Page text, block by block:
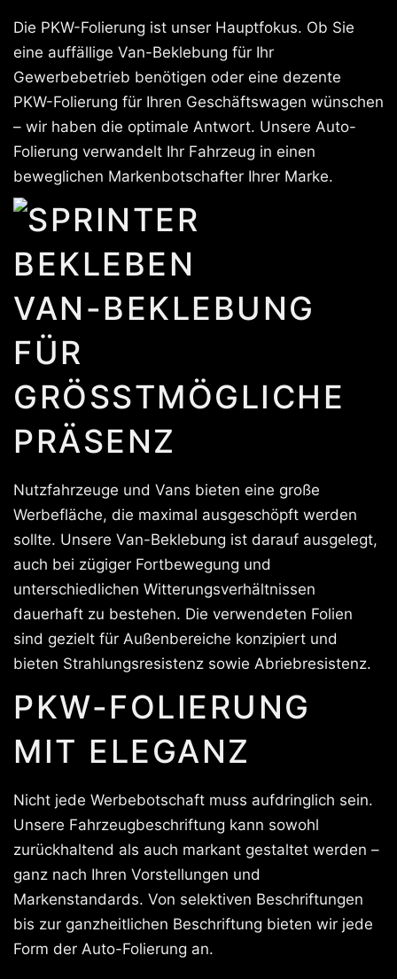
Die PKW-Folierung ist unser Hauptfokus. Ob Sie
eine auffällige Van-Beklebung für Ihr
Gewerbebetrieb benötigen oder eine dezente
PKW-Folierung für Ihren Geschäftswagen wünschen
– wir haben die optimale Antwort. Unsere Auto-
Folierung verwandelt Ihr Fahrzeug in einen
beweglichen Markenbotschafter Ihrer Marke.
VAN-BEKLEBUNG
FÜR
GRÖSSTMÖGLICHE P
RÄSENZ
Nutzfahrzeuge und Vans bieten eine große
Werbefläche, die maximal ausgeschöpft werden
sollte. Unsere Van-Beklebung ist darauf ausgelegt,
auch bei zügiger Fortbewegung und
unterschiedlichen Witterungsverhältnissen
dauerhaft zu bestehen. Die verwendeten Folien
sind gezielt für Außenbereiche konzipiert und
bieten Strahlungsresistenz sowie Abriebresistenz.
PKW-FOLIERUNG
MIT ELEGANZ
Nicht jede Werbebotschaft muss aufdringlich sein.
Unsere Fahrzeugbeschriftung kann sowohl
zurückhaltend als auch markant gestaltet werden –
ganz nach Ihren Vorstellungen und
Markenstandards. Von selektiven Beschriftungen
bis zur ganzheitlichen Beschriftung bieten wir jede
Form der Auto-Folierung an.